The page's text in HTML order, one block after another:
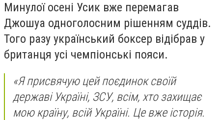
Минулої осені Усик вже перемагав
Джошуа одноголосним рішенням суддів.
Того разу український боксер відібрав у
британця усі чемпіонські пояси.
«Я присвячую цей поєдинок своїй
державі Україні, ЗСУ, всім, хто захищає
мою країну, всій Україні. Це вже історія.